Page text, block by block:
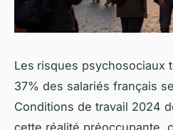
Les risques psychosociaux
37% des salariés français
Conditions de travail 2024